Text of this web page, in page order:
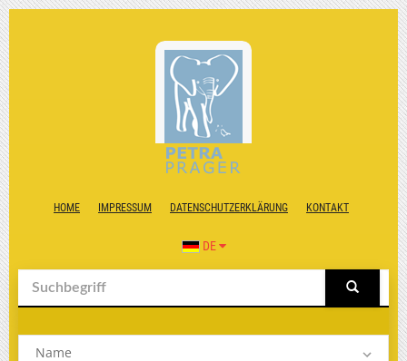
HOME IMPRESSUM DATENSCHUTZERKLÄRUNG KONTAKT
DE
Name